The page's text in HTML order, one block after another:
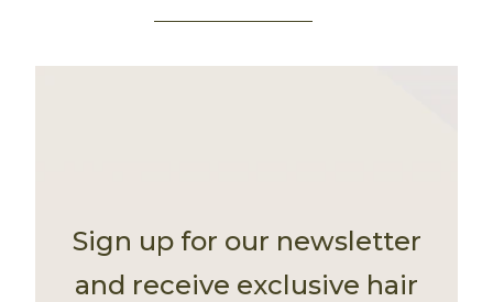
Sign up for our newsletter
and receive exclusive hair